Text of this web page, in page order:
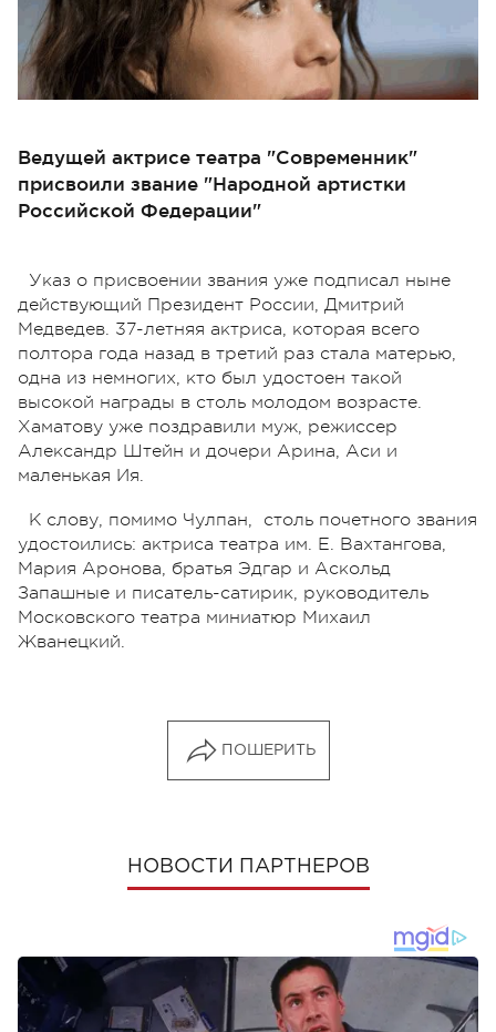
Ведущей актрисе театра "Современник"
присвоили звание "Народной артистки
Российской Федерации"
Указ о присвоении звания уже подписал ныне
действующий Президент России, Дмитрий
Медведев. 37-летняя актриса, которая всего
полтора года назад в третий раз стала матерью,
одна из немногих, кто был удостоен такой
высокой награды в столь молодом возрасте.
Хаматову уже поздравили муж, режиссер
Александр Штейн и дочери Арина, Аси и
маленькая Ия.
К слову, помимо Чулпан, столь почетного звания
удостоились: актриса театра им. Е. Вахтангова,
Мария Аронова, братья Эдгар и Аскольд
Запашные и писатель-сатирик, руководитель
Московского театра миниатюр Михаил
Жванецкий.
ПОШЕРИТЬ
НОВОСТИ ПАРТНЕРОВ